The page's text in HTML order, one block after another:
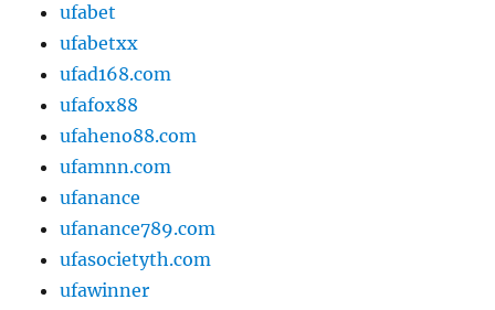
ufabet
ufabetxx
ufad168.com
ufafox88
ufaheno88.com
ufamnn.com
ufanance
ufanance789.com
ufasocietyth.com
ufawinner